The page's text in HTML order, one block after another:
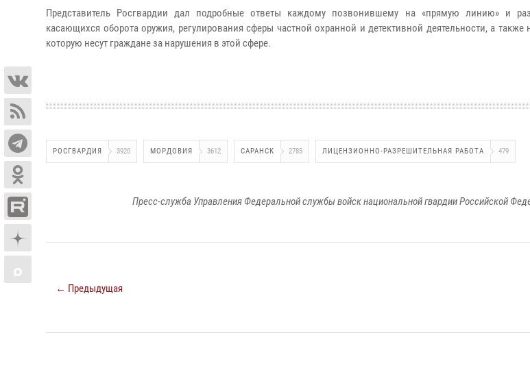
Представитель Росгвардии дал подробные ответы каждому позвонившему на «прямую линию» и
касающихся оборота оружия, регулирования сферы частной охранной и детективной деятельности, а также
которую несут граждане за нарушения в этой сфере.
РОСГВАРДИЯ 3920 МОРДОВИЯ 3612 САРАНСК 2785 ЛИЦЕНЗИОННО-РАЗРЕШИТЕЛЬНАЯ РАБОТА 479
Пресс-служба Управления Федеральной службы войск национальной гвардии Российской
← Предыдущая